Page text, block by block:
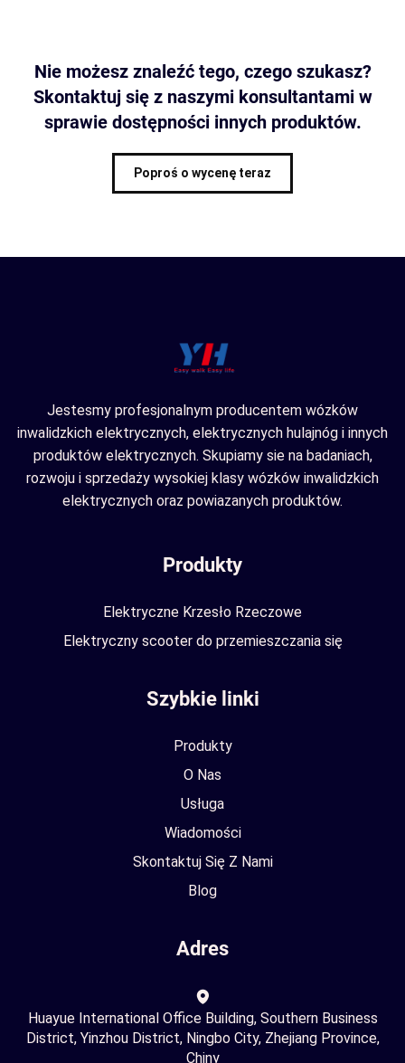
Nie możesz znaleźć tego, czego szukasz?
Skontaktuj się z naszymi konsultantami w
sprawie dostępności innych produktów.
Poproś o wycenę teraz
Jestesmy profesjonalnym producentem wózków
inwalidzkich elektrycznych, elektrycznych hulajnóg i innych
produktów elektrycznych. Skupiamy sie na badaniach,
rozwoju i sprzedaży wysokiej klasy wózków inwalidzkich
elektrycznych oraz powiazanych produktów.
Produkty
Elektryczne Krzesło Rzeczowe
Elektryczny scooter do przemieszczania się
Szybkie linki
Produkty
O Nas
Usługa
Wiadomości
Skontaktuj Się Z Nami
Blog
Adres
Huayue International Office Building, Southern Business
District, Yinzhou District, Ningbo City, Zhejiang Province,
Chiny